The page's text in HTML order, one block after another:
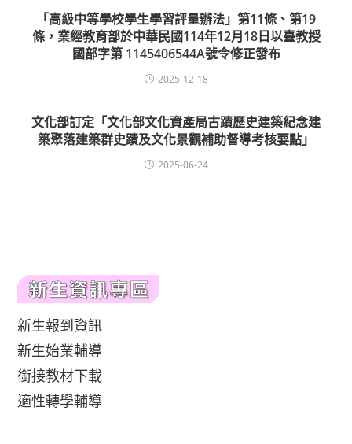
「高級中等學校學生學習評量辦法」第11條、第19
條，業經教育部於中華民國114年12月18日以臺教授
國部字第 1145406544A號令修正發布
2025-12-18
文化部訂定「文化部文化資產局古蹟歷史建築紀念建
築聚落建築群史蹟及文化景觀補助督導考核要點」
2025-06-24
新生報到資訊
新生始業輔導
銜接教材下載
適性轉學輔導